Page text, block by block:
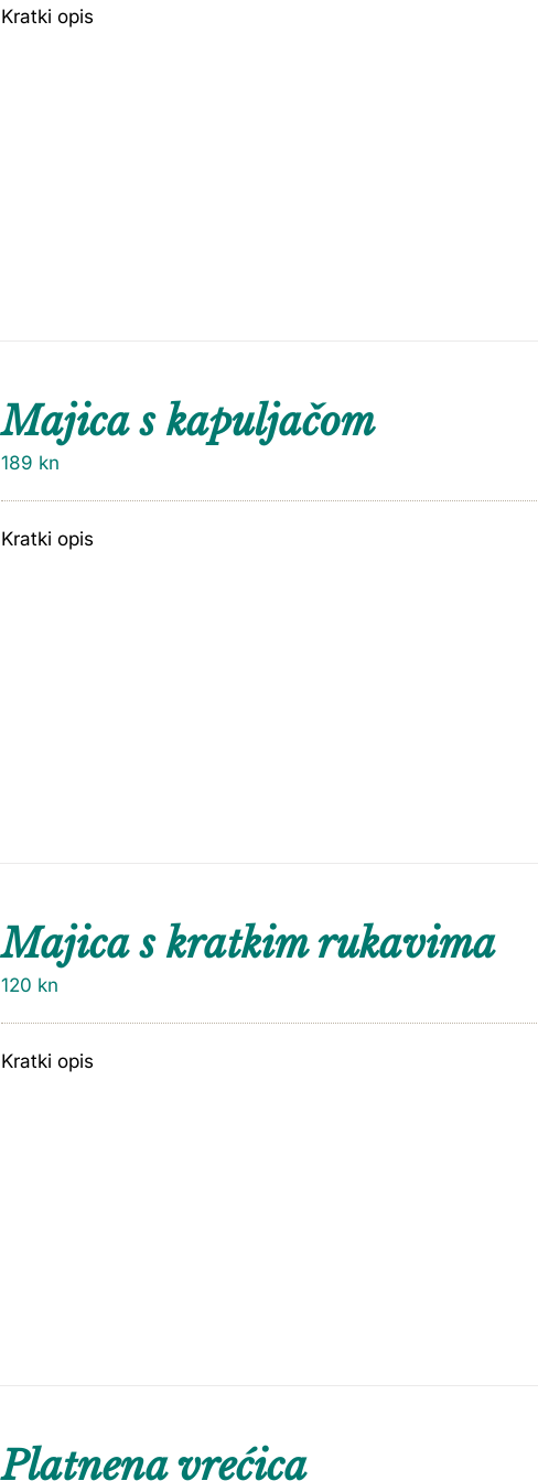
Kratki opis
Majica s kapuljačom
189 kn
Kratki opis
Majica s kratkim rukavima
120 kn
Kratki opis
Platnena vrećica